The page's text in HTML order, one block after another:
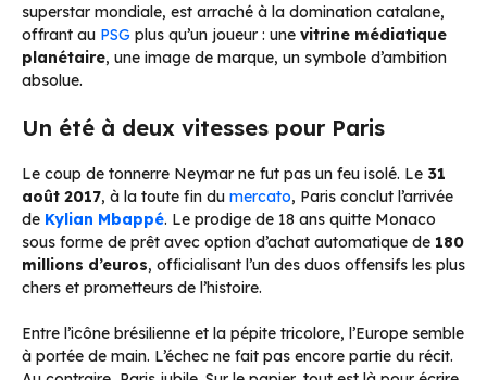
superstar mondiale, est arraché à la domination catalane,
offrant au PSG plus qu’un joueur : une vitrine médiatique
planétaire, une image de marque, un symbole d’ambition
absolue.
Un été à deux vitesses pour Paris
Le coup de tonnerre Neymar ne fut pas un feu isolé. Le 31
août 2017, à la toute fin du mercato, Paris conclut l’arrivée
de Kylian Mbappé. Le prodige de 18 ans quitte Monaco
sous forme de prêt avec option d’achat automatique de 180
millions d’euros, officialisant l’un des duos offensifs les plus
chers et prometteurs de l’histoire.
Entre l’icône brésilienne et la pépite tricolore, l’Europe semble
à portée de main. L’échec ne fait pas encore partie du récit.